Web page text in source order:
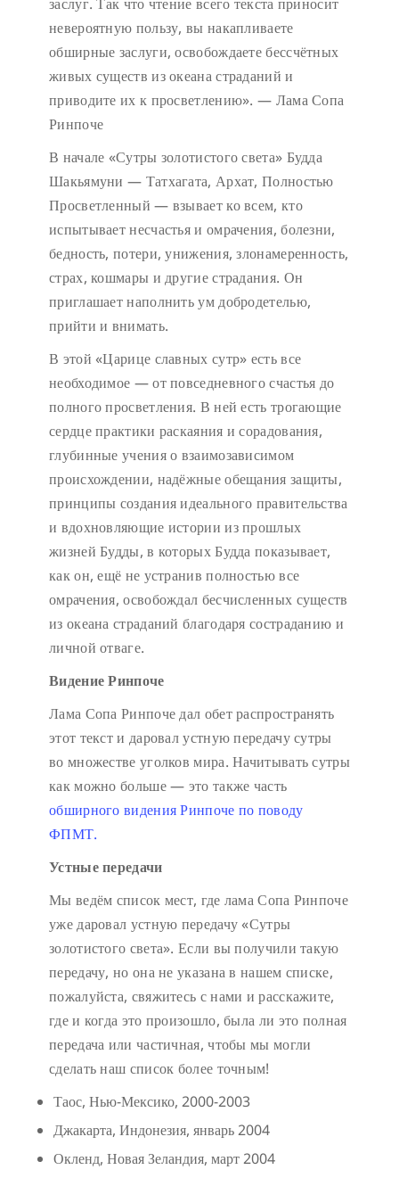
невероятную пользу, вы накапливаете
обширные заслуги, освобождаете бессчётных
живых существ из океана страданий и
приводите их к просветлению». — Лама Сопа
Ринпоче
В начале «Сутры золотистого света» Будда
Шакьямуни — Татхагата, Архат, Полностью
Просветленный — взывает ко всем, кто
испытывает несчастья и омрачения, болезни,
бедность, потери, унижения, злонамеренность,
страх, кошмары и другие страдания. Он
приглашает наполнить ум добродетелью,
прийти и внимать.
В этой «Царице славных сутр» есть все
необходимое — от повседневного счастья до
полного просветления. В ней есть трогающие
сердце практики раскаяния и сорадования,
глубинные учения о взаимозависимом
происхождении, надёжные обещания защиты,
принципы создания идеального правительства
и вдохновляющие истории из прошлых
жизней Будды, в которых Будда показывает,
как он, ещё не устранив полностью все
омрачения, освобождал бесчисленных существ
из океана страданий благодаря состраданию и
личной отваге.
Видение Ринпоче
Лама Сопа Ринпоче дал обет распространять
этот текст и даровал устную передачу сутры
во множестве уголков мира. Начитывать сутры
как можно больше — это также часть
обширного видения Ринпоче по поводу
ФПМТ.
Устные передачи
Мы ведём список мест, где лама Сопа Ринпоче
уже даровал устную передачу «Сутры
золотистого света». Если вы получили такую
передачу, но она не указана в нашем списке,
пожалуйста, свяжитесь с нами и расскажите,
где и когда это произошло, была ли это полная
передача или частичная, чтобы мы могли
сделать наш список более точным!
Таос, Нью-Мексико, 2000-2003
Джакарта, Индонезия, январь 2004
Окленд, Новая Зеландия, март 2004